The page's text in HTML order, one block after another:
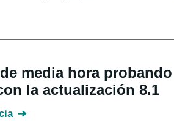
media hora
la actualización 8.1